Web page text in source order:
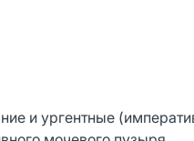
и ургентные